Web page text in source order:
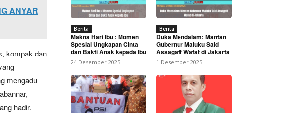
MoU Pengembangan SDM Sektor
ANYAR
kompak dan
mengadu
hadir.
Berita
Makna Hari Ibu : Momen
Spesial Ungkapan Cinta
dan Bakti Anak kepada Ibu
24 Desember 2025
Berita
Duka Mendalam: Mantan
Gubernur Maluku Said
Assagaff Wafat di Jakarta
1 Desember 2025